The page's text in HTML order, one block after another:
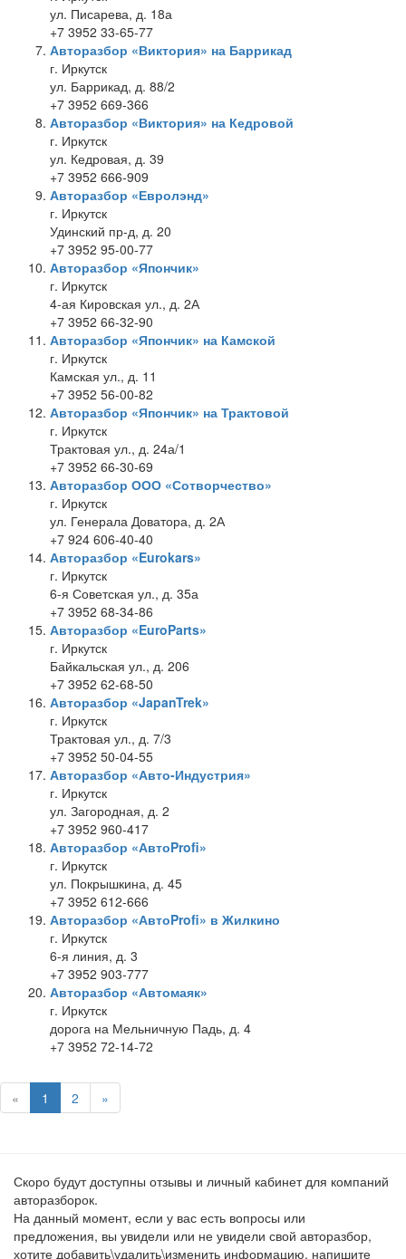
ул. Писарева, д. 18а
+7 3952 33-65-77
Авторазбор «Виктория» на Баррикад
г. Иркутск
ул. Баррикад, д. 88/2
+7 3952 669-366
Авторазбор «Виктория» на Кедровой
г. Иркутск
ул. Кедровая, д. 39
+7 3952 666-909
Авторазбор «Евролэнд»
г. Иркутск
Удинский пр-д, д. 20
+7 3952 95-00-77
Авторазбор «Япончик»
г. Иркутск
4-ая Кировская ул., д. 2А
+7 3952 66-32-90
Авторазбор «Япончик» на Камской
г. Иркутск
Камская ул., д. 11
+7 3952 56-00-82
Авторазбор «Япончик» на Трактовой
г. Иркутск
Трактовая ул., д. 24а/1
+7 3952 66-30-69
Авторазбор ООО «Сотворчество»
г. Иркутск
ул. Генерала Доватора, д. 2А
+7 924 606-40-40
Авторазбор «Eurokars»
г. Иркутск
6-я Советская ул., д. 35а
+7 3952 68-34-86
Авторазбор «EuroParts»
г. Иркутск
Байкальская ул., д. 206
+7 3952 62-68-50
Авторазбор «JapanTrek»
г. Иркутск
Трактовая ул., д. 7/3
+7 3952 50-04-55
Авторазбор «Авто-Индустрия»
г. Иркутск
ул. Загородная, д. 2
+7 3952 960-417
Авторазбор «АвтоProfi»
г. Иркутск
ул. Покрышкина, д. 45
+7 3952 612-666
Авторазбор «АвтоProfi» в Жилкино
г. Иркутск
6-я линия, д. 3
+7 3952 903-777
Авторазбор «Автомаяк»
г. Иркутск
дорога на Мельничную Падь, д. 4
+7 3952 72-14-72
« 1 2 »
Скоро будут доступны отзывы и личный кабинет для компаний
авторазборок.
На данный момент, если у вас есть вопросы или
предложения, вы увидели или не увидели свой авторазбор,
хотите добавить\удалить\изменить информацию, напишите